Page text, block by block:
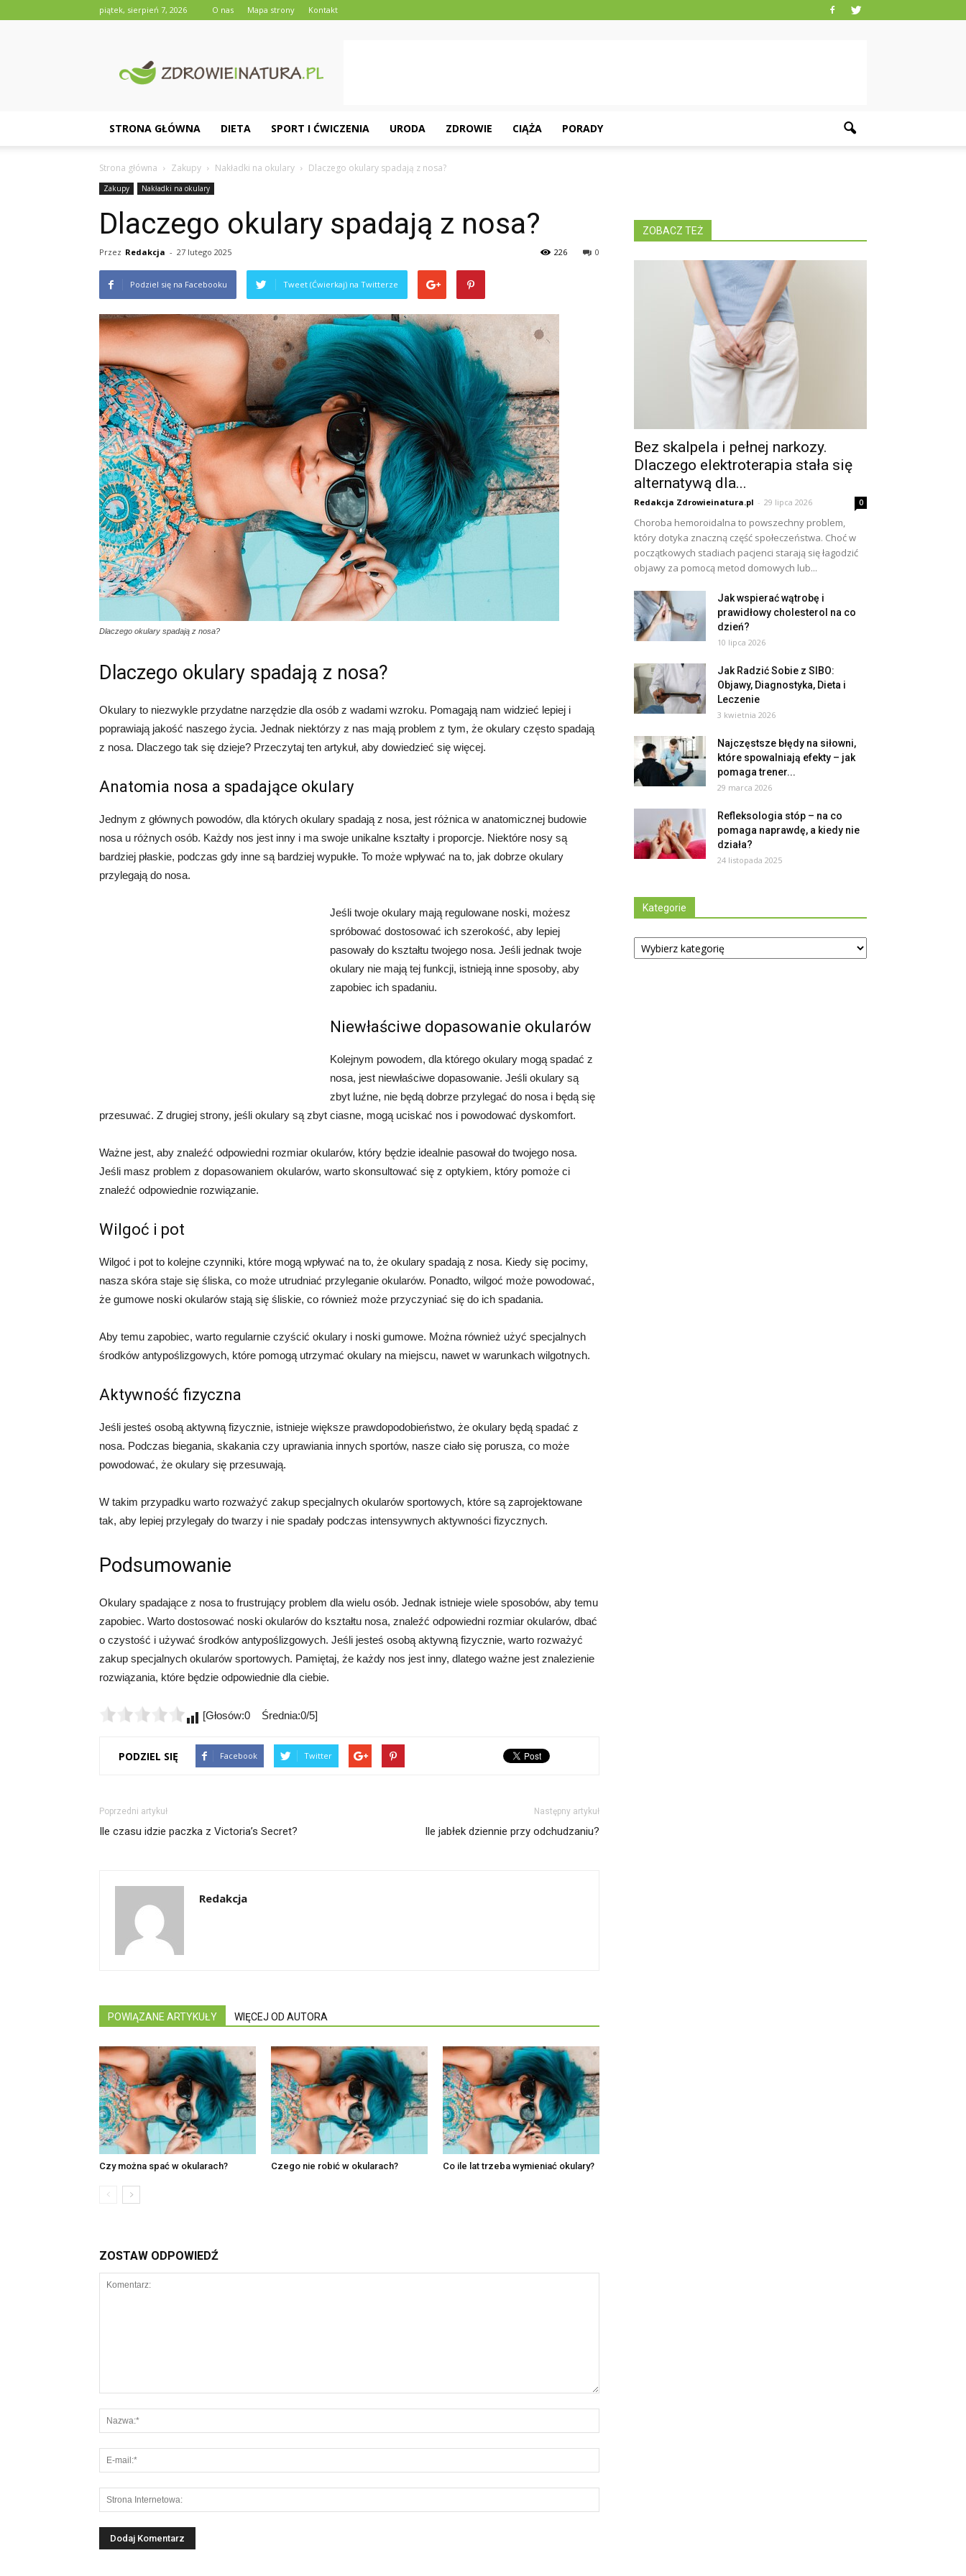
piątek, sierpień 7, 2026 O nas Mapa strony Kontakt
STRONA GŁÓWNA DIETA SPORT I ĆWICZENIA URODA ZDROWIE CIĄŻA PORADY
Strona główna Zakupy Nakładki na okulary Dlaczego okulary spadają z nosa?
Zakupy Nakładki na okulary
Dlaczego okulary spadają z nosa?
Przez Redakcja - 27 lutego 2025 0
226
Podziel się na Facebooku Tweet (Ćwierkaj) na Twitterze
Dlaczego okulary spadają z nosa?
Dlaczego okulary spadają z nosa?
Okulary to niezwykle przydatne narzędzie dla osób z wadami wzroku. Pomagają nam widzieć lepiej i
poprawiają jakość naszego życia. Jednak niektórzy z nas mają problem z tym, że okulary często spadają
z nosa. Dlaczego tak się dzieje? Przeczytaj ten artykuł, aby dowiedzieć się więcej.
Anatomia nosa a spadające okulary
Jednym z głównych powodów, dla których okulary spadają z nosa, jest różnica w anatomicznej budowie
nosa u różnych osób. Każdy nos jest inny i ma swoje unikalne kształty i proporcje. Niektóre nosy są
bardziej płaskie, podczas gdy inne są bardziej wypukłe. To może wpływać na to, jak dobrze okulary
przylegają do nosa.
Jeśli twoje okulary mają regulowane noski, możesz
spróbować dostosować ich szerokość, aby lepiej
pasowały do kształtu twojego nosa. Jeśli jednak twoje
okulary nie mają tej funkcji, istnieją inne sposoby, aby
zapobiec ich spadaniu.
Niewłaściwe dopasowanie okularów
Kolejnym powodem, dla którego okulary mogą spadać z
nosa, jest niewłaściwe dopasowanie. Jeśli okulary są
zbyt luźne, nie będą dobrze przylegać do nosa i będą się
przesuwać. Z drugiej strony, jeśli okulary są zbyt ciasne, mogą uciskać nos i powodować dyskomfort.
Ważne jest, aby znaleźć odpowiedni rozmiar okularów, który będzie idealnie pasował do twojego nosa.
Jeśli masz problem z dopasowaniem okularów, warto skonsultować się z optykiem, który pomoże ci
znaleźć odpowiednie rozwiązanie.
Wilgoć i pot
Wilgoć i pot to kolejne czynniki, które mogą wpływać na to, że okulary spadają z nosa. Kiedy się pocimy,
nasza skóra staje się śliska, co może utrudniać przyleganie okularów. Ponadto, wilgoć może powodować,
że gumowe noski okularów stają się śliskie, co również może przyczyniać się do ich spadania.
Aby temu zapobiec, warto regularnie czyścić okulary i noski gumowe. Można również użyć specjalnych
środków antypoślizgowych, które pomogą utrzymać okulary na miejscu, nawet w warunkach wilgotnych.
Aktywność fizyczna
Jeśli jesteś osobą aktywną fizycznie, istnieje większe prawdopodobieństwo, że okulary będą spadać z
nosa. Podczas biegania, skakania czy uprawiania innych sportów, nasze ciało się porusza, co może
powodować, że okulary się przesuwają.
W takim przypadku warto rozważyć zakup specjalnych okularów sportowych, które są zaprojektowane
tak, aby lepiej przylegały do twarzy i nie spadały podczas intensywnych aktywności fizycznych.
Podsumowanie
Okulary spadające z nosa to frustrujący problem dla wielu osób. Jednak istnieje wiele sposobów, aby temu
zapobiec. Warto dostosować noski okularów do kształtu nosa, znaleźć odpowiedni rozmiar okularów, dbać
o czystość i używać środków antypoślizgowych. Jeśli jesteś osobą aktywną fizycznie, warto rozważyć
zakup specjalnych okularów sportowych. Pamiętaj, że każdy nos jest inny, dlatego ważne jest znalezienie
rozwiązania, które będzie odpowiednie dla ciebie.
[Głosów:0 Średnia:0/5]
PODZIEL SIĘ Facebook Twitter
Poprzedni artykuł
Ile czasu idzie paczka z Victoria’s Secret?
Następny artykuł
Ile jabłek dziennie przy odchudzaniu?
Redakcja
POWIĄZANE ARTYKUŁY WIĘCEJ OD AUTORA
Czy można spać w okularach? Czego nie robić w okularach? Co ile lat trzeba wymieniać okulary?
ZOSTAW ODPOWIEDŹ
ZOBACZ TEŻ
Bez skalpela i pełnej narkozy.
Dlaczego elektroterapia stała się
alternatywą dla...
Redakcja Zdrowieinatura.pl - 29 lipca 2026 0
Choroba hemoroidalna to powszechny problem,
który dotyka znaczną część społeczeństwa. Choć w
początkowych stadiach pacjenci starają się łagodzić
objawy za pomocą metod domowych lub...
Jak wspierać wątrobę i
prawidłowy cholesterol na co
dzień?
10 lipca 2026
Jak Radzić Sobie z SIBO:
Objawy, Diagnostyka, Dieta i
Leczenie
3 kwietnia 2026
Najczęstsze błędy na siłowni,
które spowalniają efekty – jak
pomaga trener...
29 marca 2026
Refleksologia stóp – na co
pomaga naprawdę, a kiedy nie
działa?
24 listopada 2025
Kategorie
Kategorie